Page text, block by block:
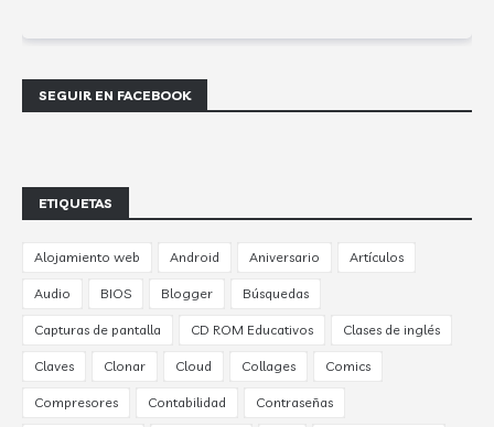
SEGUIR EN FACEBOOK
ETIQUETAS
Alojamiento web Android Aniversario Artículos
Audio BIOS Blogger Búsquedas
Capturas de pantalla CD ROM Educativos Clases de inglés
Claves Clonar Cloud Collages Comics
Compresores Contabilidad Contraseñas